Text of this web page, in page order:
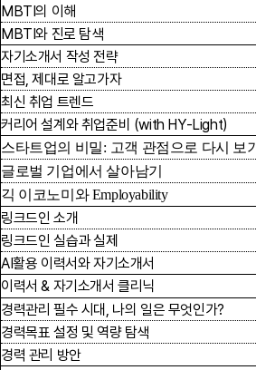
MBTI의 이해
MBTI와 진로 탐색
자기소개서 작성 전략
면접,제대로 알고가자
최신 취업 트렌드
커리어 설계와 취업준비 (with HY-Light)
스타트업의 비밀: 고객 관점으로 다시 보기
글로벌 기업에서 살아남기
긱 이코노미와Employability
링크드인 소개
링크드인 실습과 실제
AI활용 이력서와 자기소개서
이력서&자기소개서 클리닉
경력관리 필수 시대, 나의 일은 무엇인가?
경력목표 설정 및 역량 탐색
경력 관리 방안